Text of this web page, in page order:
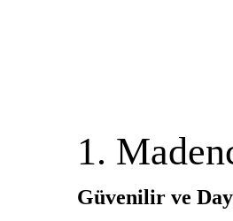
1.
Güvenilir ve